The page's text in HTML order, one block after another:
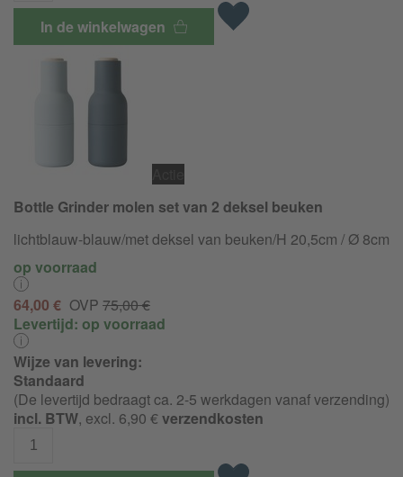
In de winkelwagen
Bottle Grinder molen set van 2 deksel beuken
lichtblauw-blauw/met deksel van beuken/H 20,5cm / Ø 8cm
op voorraad
64,00 € OVP 75,00 €
Levertijd: op voorraad
Wijze van levering:
Standaard
(De levertijd bedraagt ca. 2-5 werkdagen vanaf verzending)
incl. BTW, excl. 6,90 €verzendkosten